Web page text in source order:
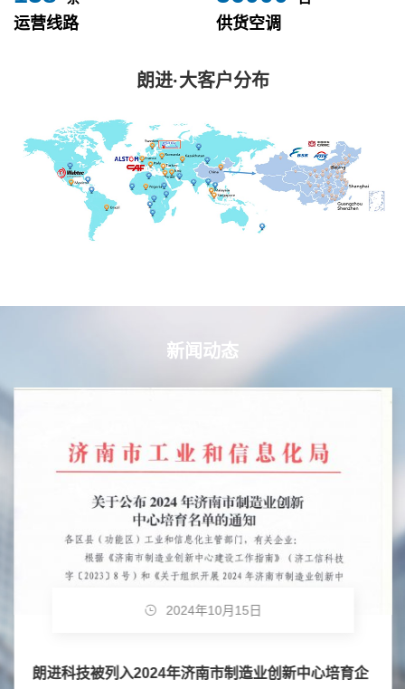
运营线路 供货空调
朗进·大客户分布
新闻动态
2024年10月15日
朗进科技被列入2024年济南市制造业创新中心培育企